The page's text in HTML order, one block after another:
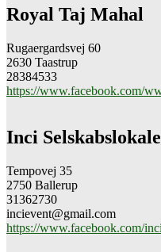
Royal Taj Mahal
Rugaergardsvej 60
2630 Taastrup
28384533
https://www.facebook.com/
Inci Selskabslokale
Tempovej 35
2750 Ballerup
31362730
incievent@gmail.com
https://www.facebook.com/